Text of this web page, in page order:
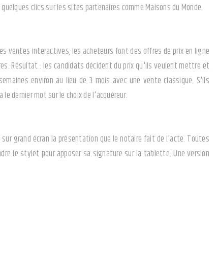
clics sur les sites partenaires comme Maisons du Monde.
ventes interactives, les acheteurs font des offres de prix en ligne
Résultat : les candidats décident du prix qu'ils veulent mettre et
environ au lieu de 3 mois avec une vente classique. S'ils
dernier mot sur le choix de l'acquéreur.
grand écran la présentation que le notaire fait de l'acte. Toutes
le stylet pour apposer sa signature sur la tablette. Une version